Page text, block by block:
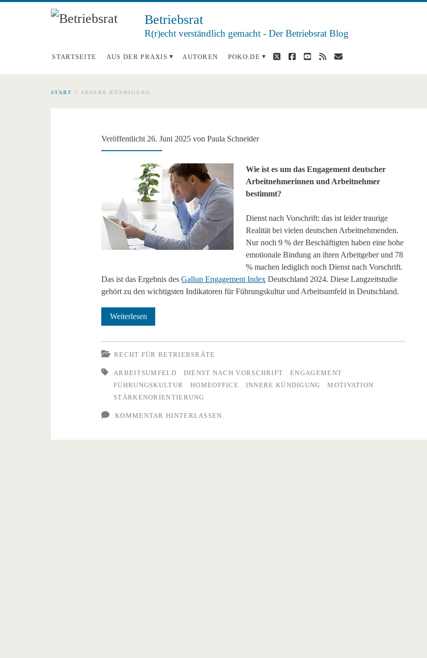
Betriebsrat
R(r)echt verständlich gemacht - Der Betriebsrat Blog
STARTSEITE AUS DER PRAXIS AUTOREN POKO.DE twitterfacebook
youtube
rss E-
START > INNERE KÜNDIGUNG
<span>innere
Kündigung</span>
Veröffentlicht 26. Juni 2025 vonPaula Schneider
Wie ist es um das Engagement deutscher
Arbeitnehmerinnen und Arbeitnehmer
bestimmt?
Dienst nach Vorschrift: das ist leider traurige
Realität bei vielen deutschen Arbeitnehmenden.
Nur noch 9 % der Beschäftigten haben eine hohe
emotionale Bindung an ihren Arbeitgeber und 78
% machen lediglich noch Dienst nach Vorschrift.
Das ist das Ergebnis desGallup Engagement Index Deutschland 2024. Diese Langzeitstudie
gehört zu den wichtigsten Indikatoren für Führungskultur und Arbeitsumfeld in Deutschland.
Weiterlesen
RECHT FÜR BETRIEBSRÄTE
ARBEITSUMFELD DIENST NACH VORSCHRIFT
ENGAGEMENT
FÜHRUNGSKULTUR
HOMEOFFICE INNERE KÜNDIGUNG
MOTIVATION
STÄRKENORIENTIERUNG
KOMMENTAR HINTERLASSEN